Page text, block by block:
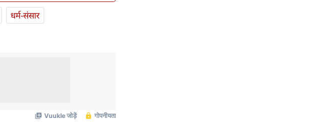
धर्म-संसार